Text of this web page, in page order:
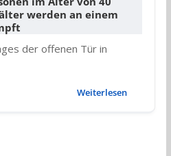
werden an einem
der offenen Tür in
Weiterlesen